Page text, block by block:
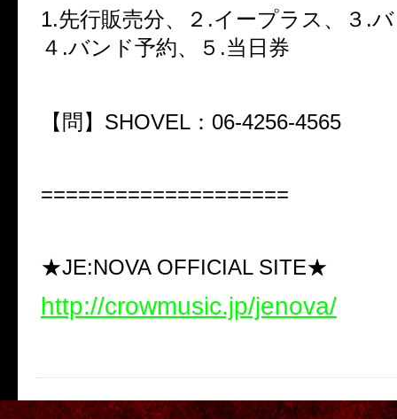
1.先行販売分、２.イープラス、３.
４.バンド予約、５.当日券
【問】SHOVEL：06-4256-4565
====================
★JE:NOVA OFFICIAL SITE★
http://crowmusic.jp/jenova/